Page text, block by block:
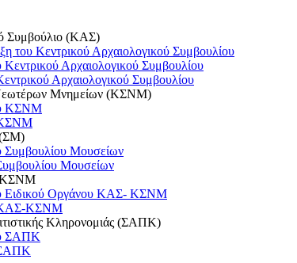
Συμβούλιο (ΚΑΣ)
του Κεντρικού Αρχαιολογικού Συμβουλίου
Κεντρικού Αρχαιολογικού Συμβουλίου
Αρχαιολογικού Συμβουλίου
Μνημείων (ΚΣΝΜ)
ΚΣΝΜ
ΚΣΝΜ
(ΣΜ)
Συμβουλίου Μουσείων
Μουσείων
ΚΣΝΜ
Ειδικού Οργάνου ΚΑΣ- ΚΣΝΜ
ΚΑΣ-ΚΣΝΜ
Κληρονομιάς (ΣΑΠΚ)
ΣΑΠΚ